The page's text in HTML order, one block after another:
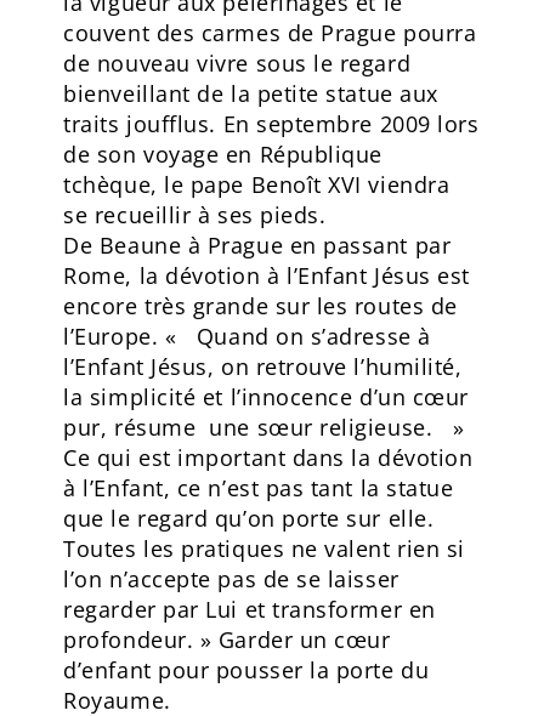
couvent des carmes de Prague pourra
de nouveau vivre sous le regard
bienveillant de la petite statue aux
traits joufflus. En septembre 2009 lors
de son voyage en République
tchèque, le pape Benoît XVI viendra
se recueillir à ses pieds.
De Beaune à Prague en passant par
Rome, la dévotion à l’Enfant Jésus est
encore très grande sur les routes de
l’Europe. « Quand on s’adresse à
l’Enfant Jésus, on retrouve l’humilité,
la simplicité et l’innocence d’un cœur
pur, résume une sœur religieuse. »
Ce qui est important dans la dévotion
à l’Enfant, ce n’est pas tant la statue
que le regard qu’on porte sur elle.
Toutes les pratiques ne valent rien si
l’on n’accepte pas de se laisser
regarder par Lui et transformer en
profondeur. » Garder un cœur
d’enfant pour pousser la porte du
Royaume.